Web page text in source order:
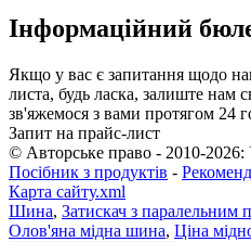
Інформаційний
Якщо у вас є запитання щодо
листа, будь ласка, залиште нам
зв'яжемося з вами протягом 24
Запит на прайс-лист
© Авторське право - 2010-2026:
Посібник з продуктів -
Карта сайту.xml
Шина, Затискач з паралельним
Олов'яна мідна шина, Ціна